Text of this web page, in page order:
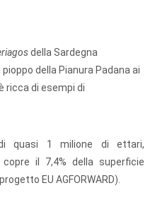
della Sardegna
della Pianura Padana ai
ricca di esempi di
quasi 1 milione di ettari,
il 7,4% della superficie
EU AGFORWARD).